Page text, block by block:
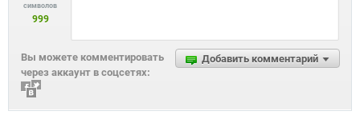
символов
999
Добавить комментарий
Вы можете комментировать
через аккаунт в соцсетях: